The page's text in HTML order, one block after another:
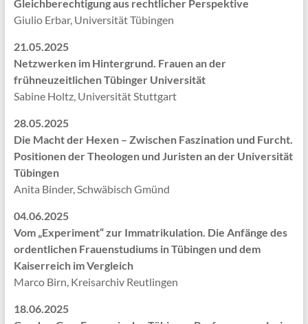
Gleichberechtigung aus rechtlicher Perspektive
Giulio Erbar, Universität Tübingen
21.05.2025
Netzwerken im Hintergrund. Frauen an der
frühneuzeitlichen Tübinger Universität
Sabine Holtz, Universität Stuttgart
28.05.2025
Die Macht der Hexen – Zwischen Faszination und Furcht.
Positionen der Theologen und Juristen an der Universität
Tübingen
Anita Binder, Schwäbisch Gmünd
04.06.2025
Vom „Experiment“ zur Immatrikulation. Die Anfänge des
ordentlichen Frauenstudiums in Tübingen und dem
Kaiserreich im Vergleich
Marco Birn, Kreisarchiv Reutlingen
18.06.2025